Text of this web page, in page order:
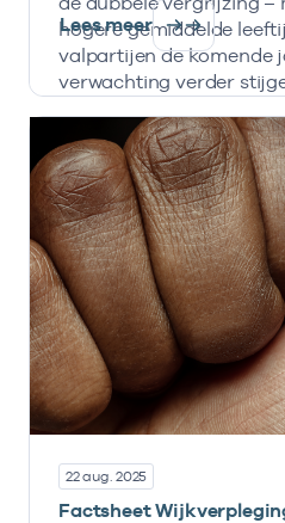
hogere gemiddelde
valpartijen de komende
verwachting verder
Lees meer
22 aug. 2025
Factsheet